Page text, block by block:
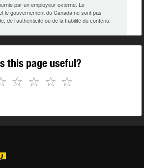
par un employeur externe. Le
le gouvernement du Canada ne sont pas
de l’authenticité ou de la fiabilité du contenu.
this page useful?
☆
☆
☆
☆